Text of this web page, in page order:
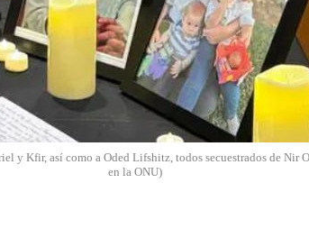
Kfir, así como a Oded Lifshitz, todos secuestrados de Nir
en la ONU)